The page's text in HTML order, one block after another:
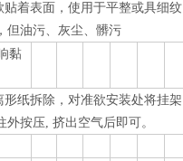
贴着表面，使用于平整或具细纹
但油污、灰尘、髒污
黏
纸拆除，对准欲安装处将挂架
按压, 挤出空气后即可。